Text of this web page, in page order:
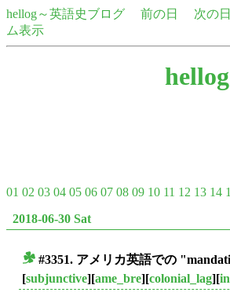
hellog～英語史ブログ 前の日 次の日
ム表示
01 02 03 04 05 06 07 08 09 10 11 12 13 14
2018-06-30 Sat
#3351. アメリカ英語での
[subjunctive][ame_bre][colonial_lag][